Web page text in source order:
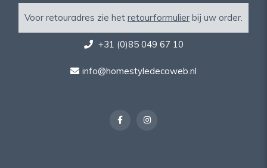
Voor retouradres zie het retourformulier bij uw order.
+31 (0)85 049 67 10
info@homestyledecoweb.nl